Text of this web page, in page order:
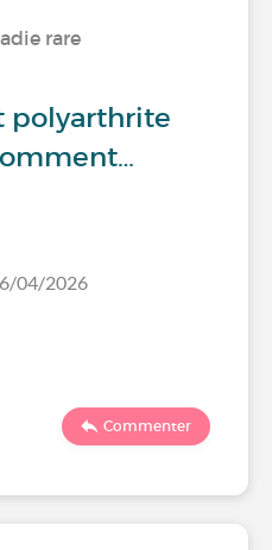
rare
polyarthrite
04/2026
Commenter